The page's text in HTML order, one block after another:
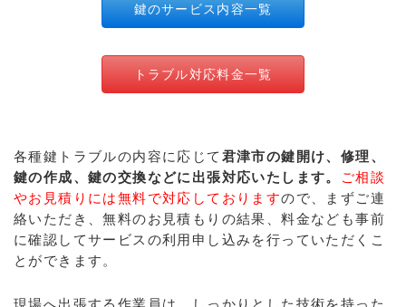
鍵のサービス内容一覧
トラブル対応料金一覧
各種鍵トラブルの内容に応じて 君津市の鍵開け、修理、
鍵の作成、鍵の交換などに出張対応いたします。
ご相談
やお見積りには無料で対応しておりますので、まずご連
絡いただき、無料のお見積もりの結果、料金なども事前
に確認してサービスの利用申し込みを行っていただくこ
とができます。